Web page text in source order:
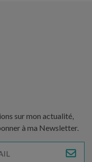
sur mon actualité,
à ma Newsletter.